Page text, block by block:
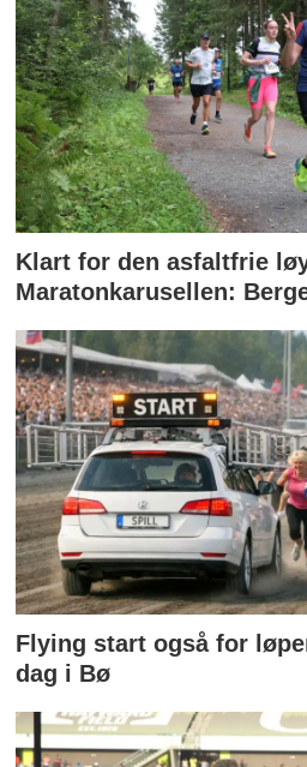
Klart for den asfaltfrie
Maratonkarusellen:
Flying start også for
dag i Bø